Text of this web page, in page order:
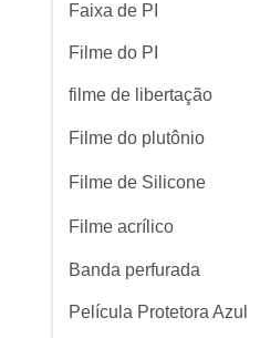
Faixa de PI
Filme do PI
filme de libertação
Filme do plutônio
Filme de Silicone
Filme acrílico
Banda perfurada
Película Protetora Azul